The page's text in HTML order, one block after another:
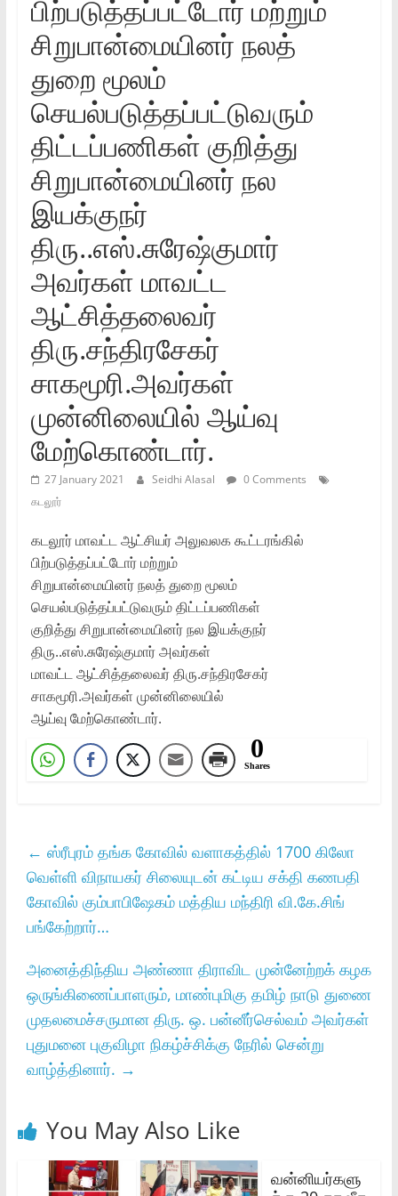
பிற்படுத்தப்பட்டோர்‌ மற்றும்‌
சிறுபான்மையினர்‌ நலத்‌
துறை மூலம்‌
செயல்படுத்தப்பட்டுவரும்‌
திட்டப்பணிகள்‌ குறித்து
சிறுபான்மையினர்‌ நல
இயக்குநர்‌
திரு..எஸ்‌.சுரேஷ்குமார்‌
அவர்கள்‌ மாவட்ட
ஆட்சித்தலைவர்‌
திரு.சந்திரசேகர்‌
சாகமூரி.அவர்கள்‌
முன்னிலையில்‌ ஆய்வு
மேற்கொண்டார்‌.
27 January 2021 Seidhi Alasal
0 Comments
கடலூர்
கடலூர்‌ மாவட்ட ஆட்சியர்‌ அலுவலக கூட்டரங்கில்‌
பிற்படுத்தப்பட்டோர்‌ மற்றும்‌
சிறுபான்மையினர்‌ நலத்‌ துறை மூலம்‌
செயல்படுத்தப்பட்டுவரும்‌ திட்டப்பணிகள்‌
குறித்து சிறுபான்மையினர்‌ நல இயக்குநர்‌
திரு..எஸ்‌.சுரேஷ்குமார்‌ அவர்கள்‌
மாவட்ட ஆட்சித்தலைவர்‌ திரு.சந்திரசேகர்‌
சாகமூரி.அவர்கள்‌ முன்னிலையில்‌
ஆய்வு மேற்கொண்டார்‌.
0
Shares
← ஸ்ரீபுரம் தங்க கோவில் வளாகத்தில் 1700 கிலோ
வெள்ளி விநாயகர் சிலையுடன் கட்டிய சக்தி கணபதி
கோவில் கும்பாபிஷேகம் மத்திய மந்திரி வி.கே.சிங்
பங்கேற்றார்…
அனைத்திந்திய அண்ணா திராவிட முன்னேற்றக்‌ கழக
ஒருங்கிணைப்பாளரும்‌, மாண்புமிகு தமிழ்‌ நாடு துணை
முதலமைச்சருமான திரு. ஒ. பன்னீர்செல்வம்‌ அவர்கள்‌
புதுமனை புகுவிழா நிகழ்ச்சிக்கு நேரில்‌ சென்று
வாழ்த்தினார்‌. →
You May Also Like
வன்னியர்களு